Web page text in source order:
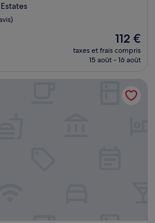
Le
nouveau
prix
de
112 €
112 €
taxes et frais compris
15 août - 16 août